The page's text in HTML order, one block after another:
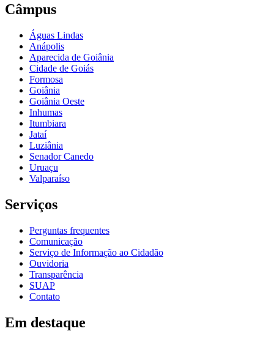
Câmpus
Águas Lindas
Anápolis
Aparecida de Goiânia
Cidade de Goiás
Formosa
Goiânia
Goiânia Oeste
Inhumas
Itumbiara
Jataí
Luziânia
Senador Canedo
Uruaçu
Valparaíso
Serviços
Perguntas frequentes
Comunicação
Serviço de Informação ao Cidadão
Ouvidoria
Transparência
SUAP
Contato
Em destaque